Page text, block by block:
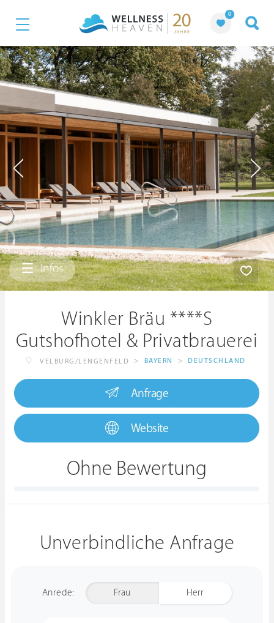
0
Infos
Winkler Bräu ****S
Gutshofhotel & Privatbrauerei
VELBURG/LENGENFELD > BAYERN > DEUTSCHLAND
Anfrage
Website
Ohne Bewertung
Unverbindliche Anfrage
Anrede: Frau Herr